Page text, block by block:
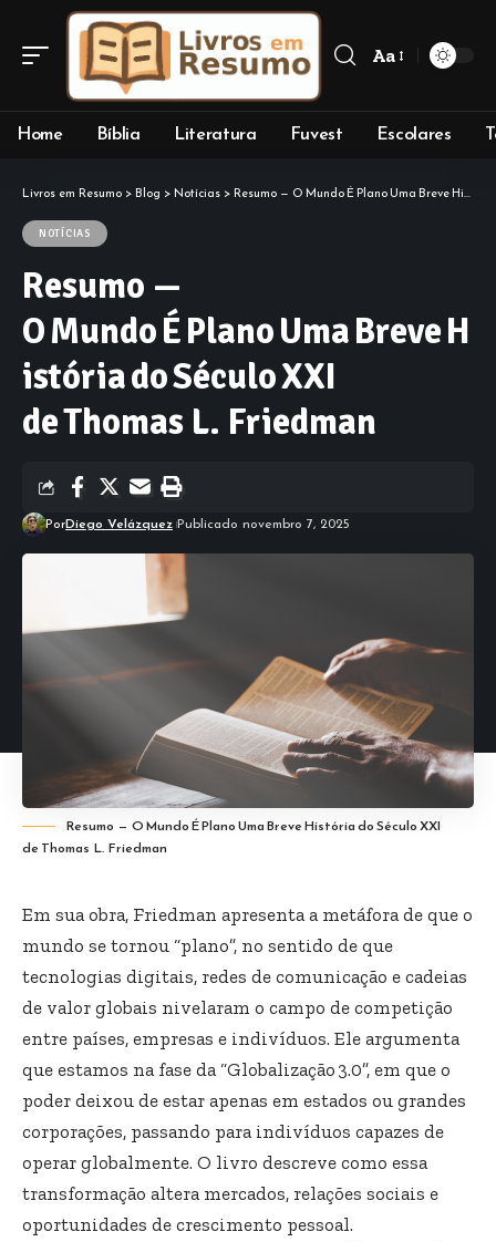
Font
Aa
Home Bíblia Literatura Fuvest Escolares
Livros em Resumo > Blog > Notícias > Resumo — O Mundo É Plano Uma Breve História do Século XXI de Thomas L. Friedman
NOTÍCIAS
Resumo —
O Mundo É Plano Uma Breve H
istória do Século XXI
de Thomas L. Friedman
PorDiego Velázquez Publicado novembro 7, 2025
Resumo — O Mundo É Plano Uma Breve História do Século XXI
de Thomas L. Friedman
Em sua obra, Friedman apresenta a metáfora de que o
mundo se tornou “plano”, no sentido de que
tecnologias digitais, redes de comunicação e cadeias
de valor globais nivelaram o campo de competição
entre países, empresas e indivíduos. Ele argumenta
que estamos na fase da “Globalização 3.0”, em que o
poder deixou de estar apenas em estados ou grandes
corporações, passando para indivíduos capazes de
operar globalmente. O livro descreve como essa
transformação altera mercados, relações sociais e
oportunidades de crescimento pessoal.